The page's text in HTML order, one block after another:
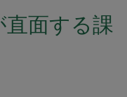
直面する課